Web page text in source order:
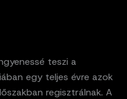
teszi a
egy teljes évre azok
regisztrálnak. A